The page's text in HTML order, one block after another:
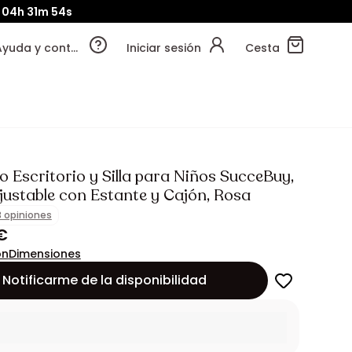
04h 31m 52s
Ayuda y contacto Iniciar sesión Cesta
Escritorio y Silla para Niños SucceBuy,
con Estante y Cajón, Rosa
opiniones
Dimensiones
Notificarme de la disponibilidad